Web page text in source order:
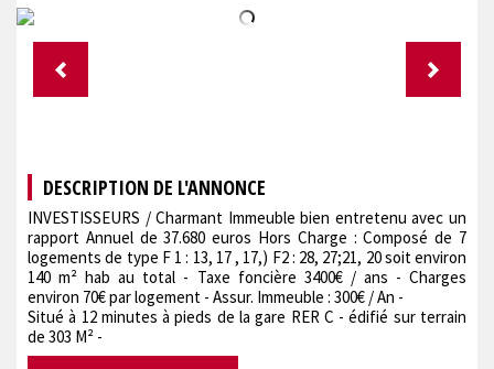
DESCRIPTION DE L'ANNONCE
INVESTISSEURS / Charmant Immeuble bien entretenu avec un
rapport Annuel de 37.680 euros Hors Charge : Composé de 7
logements de type F 1 : 13, 17 , 17,) F2 : 28, 27;21, 20 soit environ
140 m² hab au total - Taxe foncière 3400€ / ans - Charges
environ 70€ par logement - Assur. Immeuble : 300€ / An -
Situé à 12 minutes à pieds de la gare RER C - édifié sur terrain
de 303 M² -